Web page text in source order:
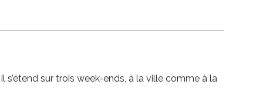
sur trois week-ends, à la ville comme à la